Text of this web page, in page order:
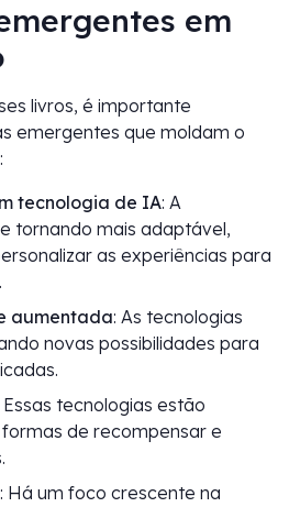
em
livros, é importante
emergentes que moldam o
tecnologia de IA: A
tornando mais adaptável,
as experiências para
aumentada: As tecnologias
novas possibilidades para
Essas tecnologias estão
de recompensar e
: Há um foco crescente na